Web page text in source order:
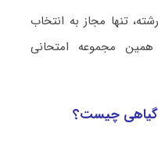
تنها مجاز به انتخاب
مجموعه امتحانی
گیاهی چیست؟